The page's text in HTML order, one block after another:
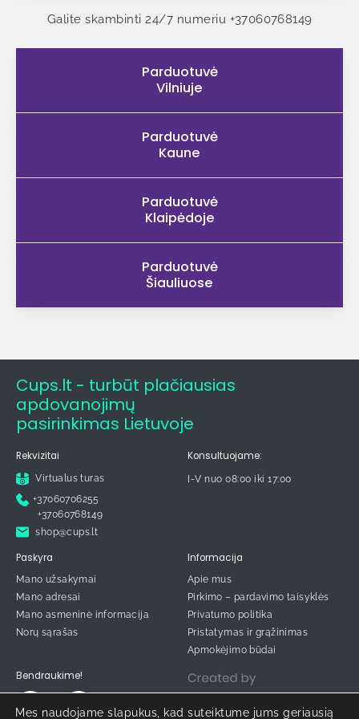
Galite skambinti 24/7 numeriu +37060768149
Parduotuvė
Vilniuje
Parduotuvė
Kaune
Parduotuvė
Klaipėdoje
Parduotuvė
Šiauliuose
Cups.lt - turbūt plačiausias
apdovanojimų
pasirinkimas Lietuvoje
Rekvizitai
Virtualus turas
+37060706255
+37060768149
shop@cups.lt
Konsultuojame:
I-V nuo 08:00 iki 17:00
Paskyra
Mano užsakymai
Mano adresai
Mano asmeninė informacija
Norų sąrašas
Informacija
Apie mus
Pirkimo – pardavimo taisyklės
Privatumo politika
Pristatymas ir grąžinimas
Apmokėjimo būdai
Bendraukime!
Mes naudojame slapukus, kad suteiktume jums geriausią